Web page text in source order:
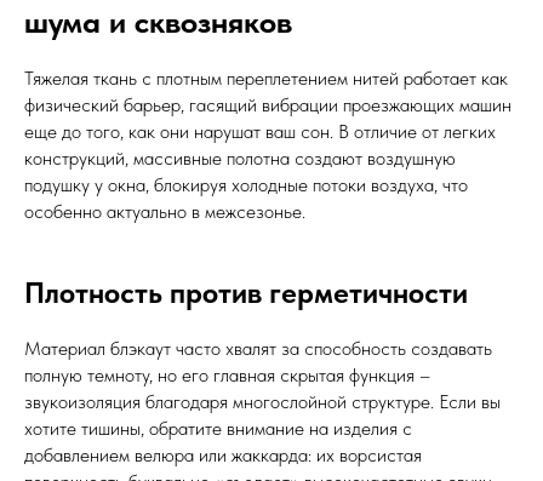
шума и сквозняков
Тяжелая ткань с плотным переплетением нитей работает как
физический барьер, гасящий вибрации проезжающих машин
еще до того, как они нарушат ваш сон. В отличие от легких
конструкций, массивные полотна создают воздушную
подушку у окна, блокируя холодные потоки воздуха, что
особенно актуально в межсезонье.
Плотность против герметичности
Материал блэкаут часто хвалят за способность создавать
полную темноту, но его главная скрытая функция –
звукоизоляция благодаря многослойной структуре. Если вы
хотите тишины, обратите внимание на изделия с
добавлением велюра или жаккарда: их ворсистая